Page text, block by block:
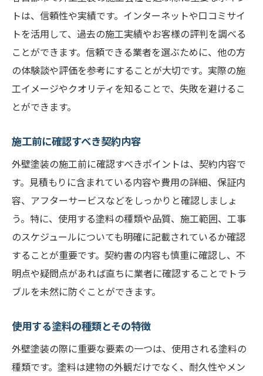
トは、信頼性や実績です。インターネットや口コミサイ
トを活用して、過去の施工実績やお客様の評判を調べる
ことができます。信頼できる業者を選ぶために、他の方
の体験談や評価を参考にすることが大切です。実際の施
工イメージやクオリティを知ることで、失敗を避けるこ
とができます。
施工前に確認すべき契約内容
外壁塗装の施工前に確認すべきポイントは、契約内容で
す。見積もりに含まれている内容や費用の詳細、保証内
容、アフターサービスなどをしっかりと確認しましょ
う。特に、使用する塗料の種類や品質、施工範囲、工事
のスケジュールについても明確に記載されているか確認
することが重要です。契約書の内容も慎重に確認し、不
明点や疑問点があれば直ちに業者に確認することでトラ
ブルを未然に防ぐことができます。
使用する塗料の種類とその特徴
外壁塗装の際に重要な要素の一つは、使用される塗料の
種類です。塗料は建物の外観だけでなく、耐久性やメン